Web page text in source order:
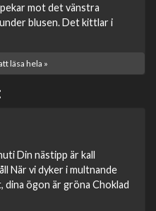
mot det vänstra
blusen. Det kittlar i
läsa hela »
Din nästipp är kall
När vi dyker i multnande
dina ögon är gröna Choklad